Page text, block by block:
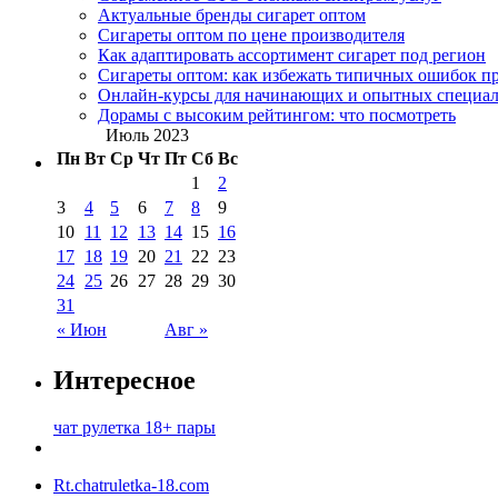
Актуальные бренды сигарет оптом
Сигареты оптом по цене производителя
Как адаптировать ассортимент сигарет под регион
Сигареты оптом: как избежать типичных ошибок
Онлайн-курсы для начинающих и опытных
Дорамы с высоким рейтингом: что посмотреть
Июль 2023
Пн Вт Ср Чт Пт Сб Вс
« Июн Авг »
1
2
3
4 5 6 7 8
9
10 11 12 13 14 15 16
17 18 19 20 21 22 23
24 25 26 27 28 29 30
31
Интересное
чат рулетка 18+ пары
Rt.chatruletka-18.com